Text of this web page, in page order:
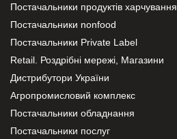
Постачальники продуктів харчування
Постачальники nonfood
Постачальники Private Label
Retail. Роздрібні мережі, Магазини
Дистрибутори України
Агропромисловий комплекс
Постачальники обладнання
Постачальники послуг